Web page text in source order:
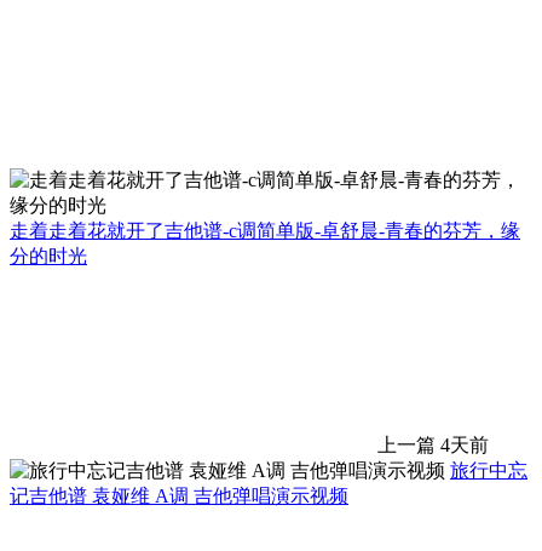
走着走着花就开了吉他谱-c调简单版-卓舒晨-青春的芬芳，缘
分的时光
上一篇 4天前
旅行中忘
记吉他谱 袁娅维 A调 吉他弹唱演示视频